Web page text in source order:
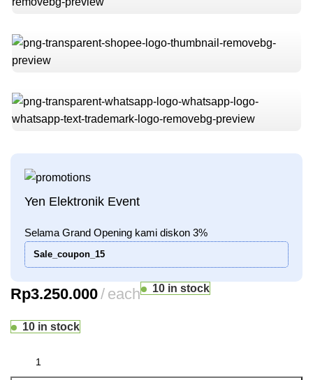
Yen Elektronik Event
Selama Grand Opening kami diskon 3%
Sale_coupon_15
Rp3.250.000 each 10 in stock
10 in stock